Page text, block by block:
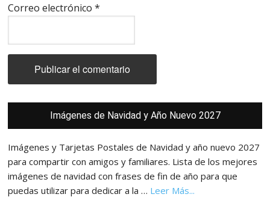
Correo electrónico*
principal
Imágenes de Navidad y Año Nuevo 2027
Imágenes y Tarjetas Postales de Navidad y año nuevo 2027
para compartir con amigos y familiares. Lista de los mejores
imágenes de navidad con frases de fin de año para que
puedas utilizar para dedicar a la … Leer Más...